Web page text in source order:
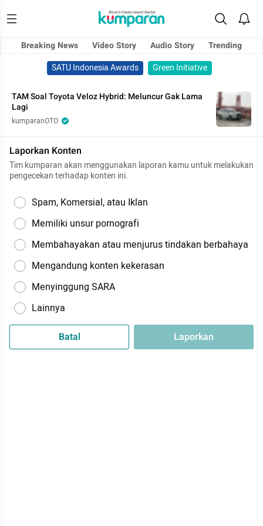
Breaking News Video Story Audio Story
Trending
SATU Indonesia Awards
Green Initiative
TAM Soal Toyota Veloz Hybrid: Meluncur Gak Lama
Lagi
kumparanOTO
Laporkan Konten
Tim kumparan akan menggunakan laporan kamu untuk melakukan
pengecekan terhadap konten ini.
Spam, Komersial, atau Iklan
Memiliki unsur pornografi
Membahayakan atau menjurus tindakan berbahaya
Mengandung konten kekerasan
Menyinggung SARA
Lainnya
Batal Laporkan